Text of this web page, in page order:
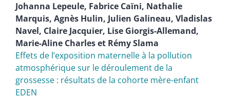
Johanna Lepeule, Fabrice Caïni, Nathalie
Marquis, Agnès Hulin, Julien Galineau, Vladislas
Navel, Claire Jacquier, Lise Giorgis-Allemand,
Marie-Aline Charleset RémySlama
Effets de l’exposition maternelle à la pollution
atmosphérique sur le déroulement de la
grossesse : résultats de la cohorte mère-enfant
EDEN